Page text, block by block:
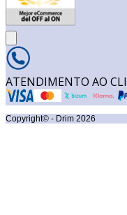
ATENDIMENTO AO
Copyright© - Drim 2026